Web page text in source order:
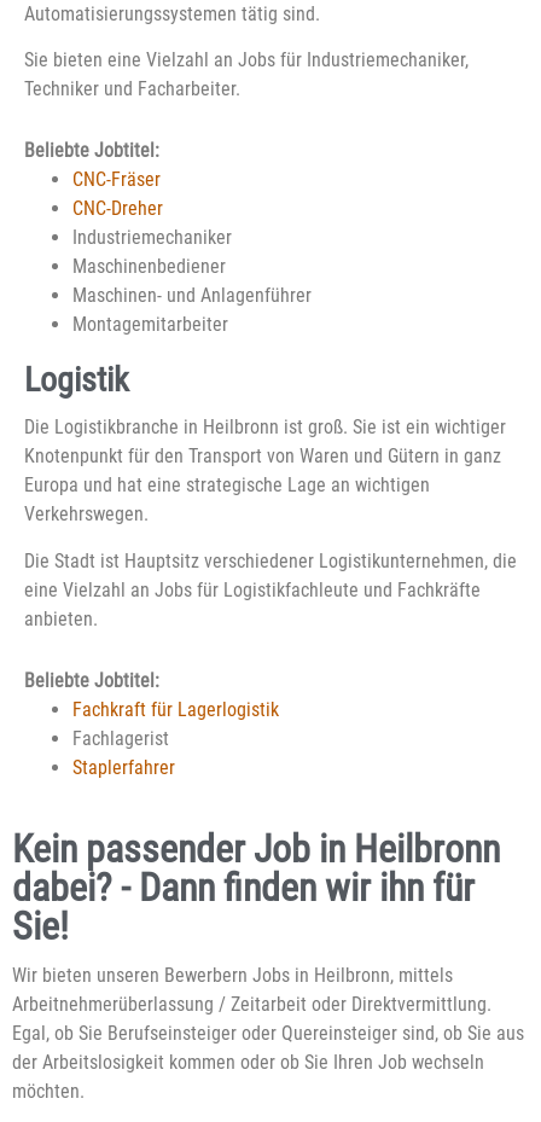
Automatisierungssystemen tätig sind.
Sie bieten eine Vielzahl an Jobs für Industriemechaniker,
Techniker und Facharbeiter.
Beliebte Jobtitel:
CNC-Fräser
CNC-Dreher
Industriemechaniker
Maschinenbediener
Maschinen- und Anlagenführer
Montagemitarbeiter
Logistik
Die Logistikbranche in Heilbronn ist groß. Sie ist ein wichtiger
Knotenpunkt für den Transport von Waren und Gütern in ganz
Europa und hat eine strategische Lage an wichtigen
Verkehrswegen.
Die Stadt ist Hauptsitz verschiedener Logistikunternehmen, die
eine Vielzahl an Jobs für Logistikfachleute und Fachkräfte
anbieten.
Beliebte Jobtitel:
Fachkraft für Lagerlogistik
Fachlagerist
Staplerfahrer
Kein passender Job in Heilbronn
dabei? - Dann finden wir ihn für
Sie!
Wir bieten unseren Bewerbern Jobs in Heilbronn, mittels
Arbeitnehmerüberlassung / Zeitarbeit oder Direktvermittlung.
Egal, ob Sie Berufseinsteiger oder Quereinsteiger sind, ob Sie aus
der Arbeitslosigkeit kommen oder ob Sie Ihren Job wechseln
möchten.